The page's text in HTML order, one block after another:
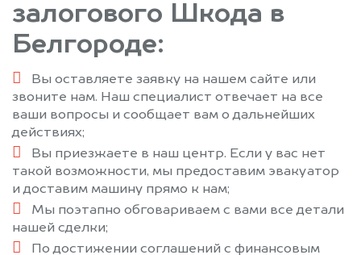
залогового Шкода в
Белгороде:
Вы оставляете заявку на нашем сайте или
звоните нам. Наш специалист отвечает на все
ваши вопросы и сообщает вам о дальнейших
действиях;
Вы приезжаете в наш центр. Если у вас нет
такой возможности, мы предоставим эвакуатор
и доставим машину прямо к нам;
Мы поэтапно обговариваем с вами все детали
нашей сделки;
По достижении соглашений с финансовым